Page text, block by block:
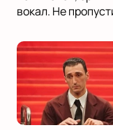
вокал. Не